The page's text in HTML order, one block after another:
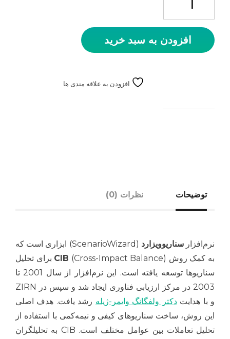
افزودن به سبد خرید
افزودن به علاقه مندی ها
توضیحات نظرات (0)
نرم‌افزارسناریوویزارد
(ScenarioWizard) ابزاری است که
به کمک روش
CIB (Cross-Impact Balance) برای تحلیل
سناریوها توسعه یافته است. این نرم‌افزار از سال 2001 تا
2003 در مرکز ارزیابی فناوری ایجاد شد و سپس در ZIRN
و با هدایتدکتر ولفگانگ وایمر-ژیله رشد یافت. هدف اصلی
این روش، ساخت سناریوهای کیفی و نیمه‌کمی با استفاده از
تحلیل تعاملات بین عوامل مختلف است. CIB به تحلیلگران